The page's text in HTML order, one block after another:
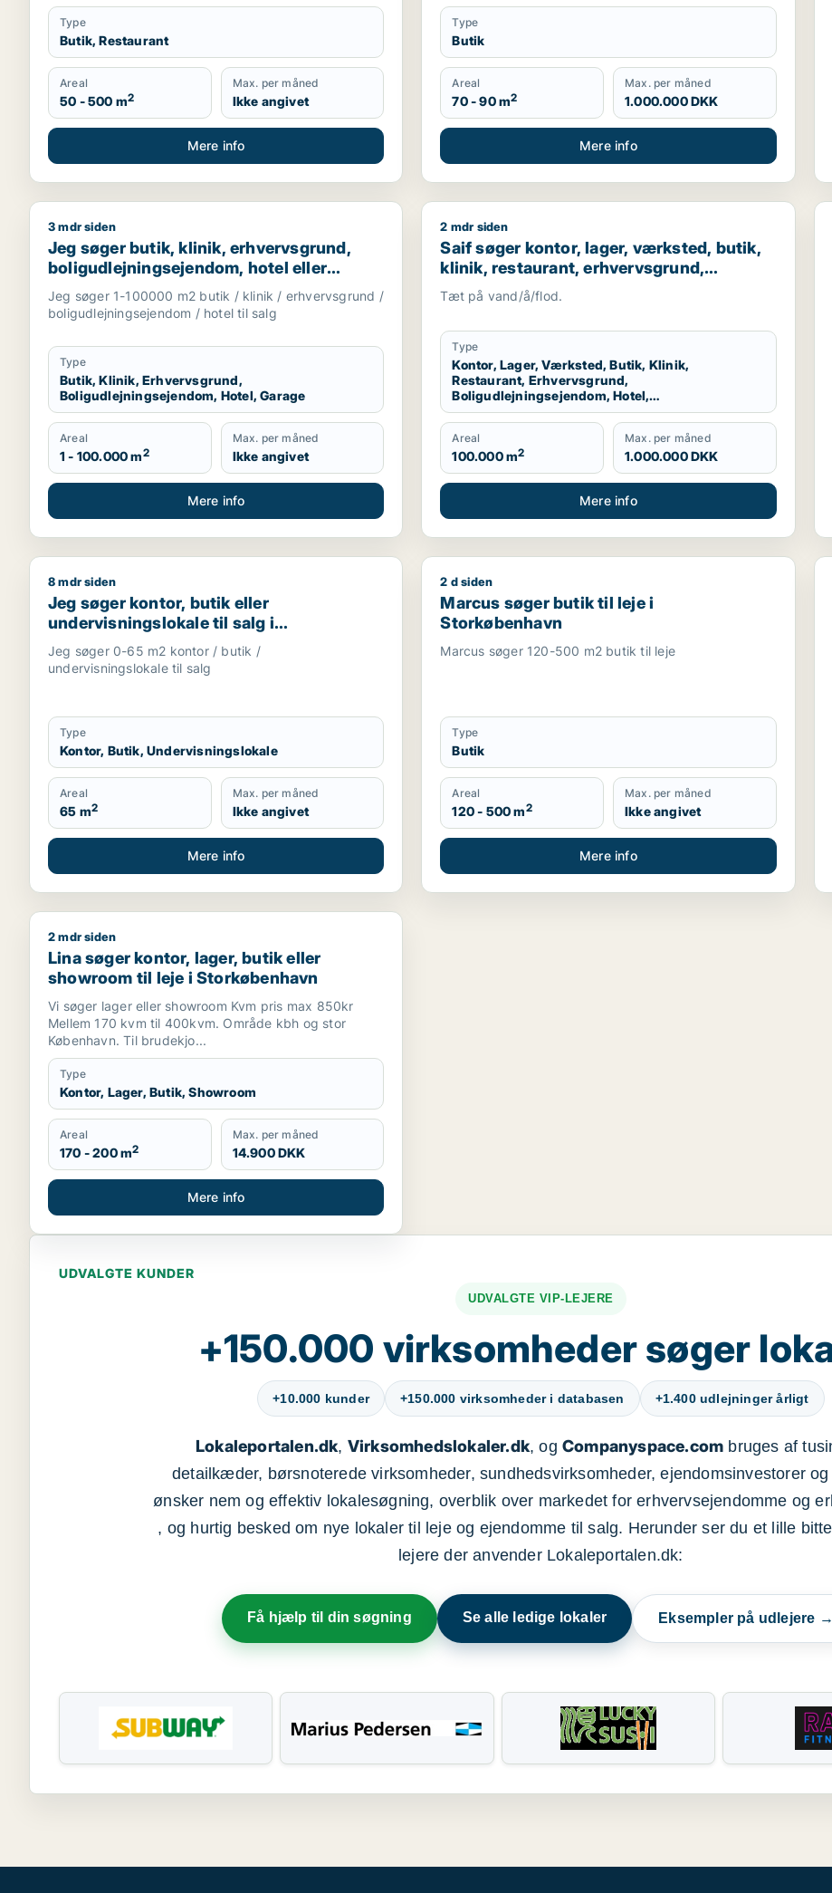
Type
Butik, Restaurant
Areal
50 - 500 m2
Max. per måned
Ikke angivet
Mere info
Type
Butik
Areal
70 - 90 m2
Max. per måned
1.000.000 DKK
Mere info
Jeg søger butik, klinik, erhvervsgrund, boligudlejningsejendom, hotel eller garage til salg i Storkøbenhavn
3 mdr siden
Jeg søger butik, klinik, erhvervsgrund,
boligudlejningsejendom, hotel eller
garage til salg i Storkøbenhavn
Jeg søger 1-100000 m2 butik / klinik / erhvervsgrund /
boligudlejningsejendom / hotel til salg
Type
Butik, Klinik, Erhvervsgrund,
Boligudlejningsejendom, Hotel, Garage
Areal
1 - 100.000 m2
Max. per måned
Ikke angivet
Mere info
Saif søger kontor, lager, værksted, butik, klinik,
2 mdr siden
Saif søger kontor, lager, værksted, butik,
klinik, restaurant, erhvervsgrund,
boligudlejningsejendom, hotel,
produktionslokaler eller garage til salg i
Storkøbenhavn
Tæt på vand/å/flod.
Type
Kontor, Lager, Værksted, Butik, Klinik,
Restaurant, Erhvervsgrund,
Boligudlejningsejendom, Hotel,
Produktionslokaler, Garage
Areal
100.000 m2
Max. per måned
1.000.000 DKK
Mere info
Jeg søger kontor, butik eller undervisningslokale til salg i Storkøbenhavn, Nordsjælland eller Fyn m.fl.
8 mdr siden
Jeg søger kontor, butik eller
undervisningslokale til salg i
Storkøbenhavn, Nordsjælland eller Fyn
m.fl.
Jeg søger 0-65 m2 kontor / butik /
undervisningslokale til salg
Type
Kontor, Butik, Undervisningslokale
Areal
65 m2
Max. per måned
Ikke angivet
Mere info
Marcus søger butik til leje i Storkøbenhavn
2 d siden
Marcus søger butik til leje i
Storkøbenhavn
Marcus søger 120-500 m2 butik til leje
Type
Butik
Areal
120 - 500 m2
Max. per måned
Ikke angivet
Mere info
Lina søger kontor, lager, butik eller showroom til leje i Storkøbenhavn
2 mdr siden
Lina søger kontor, lager, butik eller
showroom til leje i Storkøbenhavn
Vi søger lager eller showroom Kvm pris max 850kr
Mellem 170 kvm til 400kvm. Område kbh og stor
København. Til brudekjo...
Type
Kontor, Lager, Butik, Showroom
Areal
170 - 200 m2
Max. per måned
14.900 DKK
Mere info
UDVALGTE KUNDER
UDVALGTE VIP-LEJERE
+150.000 virksomheder søger
+10.000 kunder +150.000 virksomheder i databasen +1.400 udlejninger årligt
Lokaleportalen.dk, Virksomhedslokaler.dk, og Companyspace.com bruges af
detailkæder, børsnoterede virksomheder, sundhedsvirksomheder, ejendomsinvestorer
ønsker nem og effektiv lokalesøgning, overblik over markedet for erhvervsejendomme og
, og hurtig besked om nye lokaler til leje og ejendomme til salg. Herunder ser du et lille
lejere der anvender Lokaleportalen.dk:
Få hjælp til din søgning Se alle ledige lokaler Eksempler på udlejere →